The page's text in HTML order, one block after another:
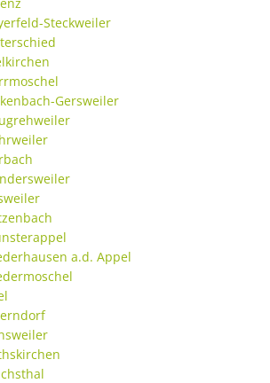
Vereine
Sprechtage der Deutschen
Feuerwehren
Umwelt, Planen, Bauen
Mobilität (ÖPNV)
Links mit Bezug zur jüdischen
Bürgerbus
Ausschreibungen
Termine für das Bürgerbüro
Organigramm
Fundbüro
Gastronomie
Regionale Produkte
Steckweiler
Gersweiler
a.d. Appel